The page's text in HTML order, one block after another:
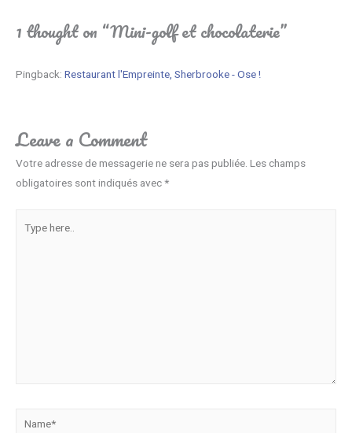
l’article
1 thought on “Mini-golf et chocolaterie”
Pingback: Restaurant l'Empreinte, Sherbrooke - Ose !
Leave a Comment
Votre adresse de messagerie ne sera pas publiée. Les champs
obligatoires sont indiqués avec*
Name*